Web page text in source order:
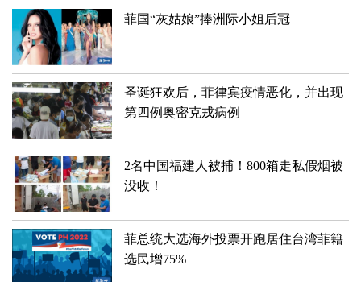
菲国“灰姑娘”捧洲际小姐后冠
圣诞狂欢后，菲律宾疫情恶化，并出现
第四例奥密克戎病例
2名中国福建人被捕！800箱走私假烟被
没收！
菲总统大选海外投票开跑居住台湾菲籍
选民增75%